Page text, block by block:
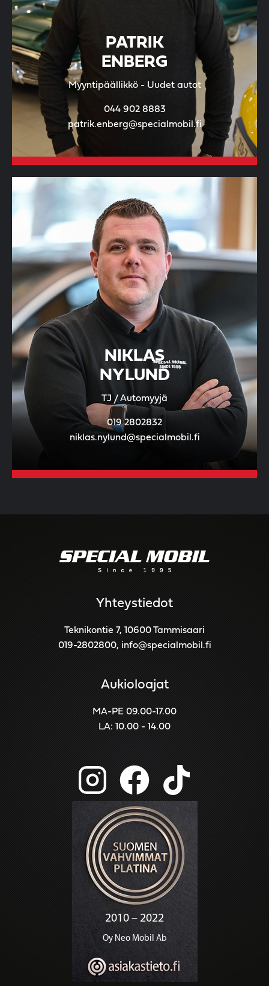
PATRIK
ENBERG
Myyntipäällikkö - Uudet autot
044 902 8883
patrik.enberg@specialmobil.fi
NIKLAS
NYLUND
TJ / Automyyjä
019 2802832
niklas.nylund@specialmobil.fi
Yhteystiedot
Teknikontie 7, 10600 Tammisaari
019-2802800, info@specialmobil.fi
Aukioloajat
MA-PE 09.00-17.00
LA: 10.00 - 14.00